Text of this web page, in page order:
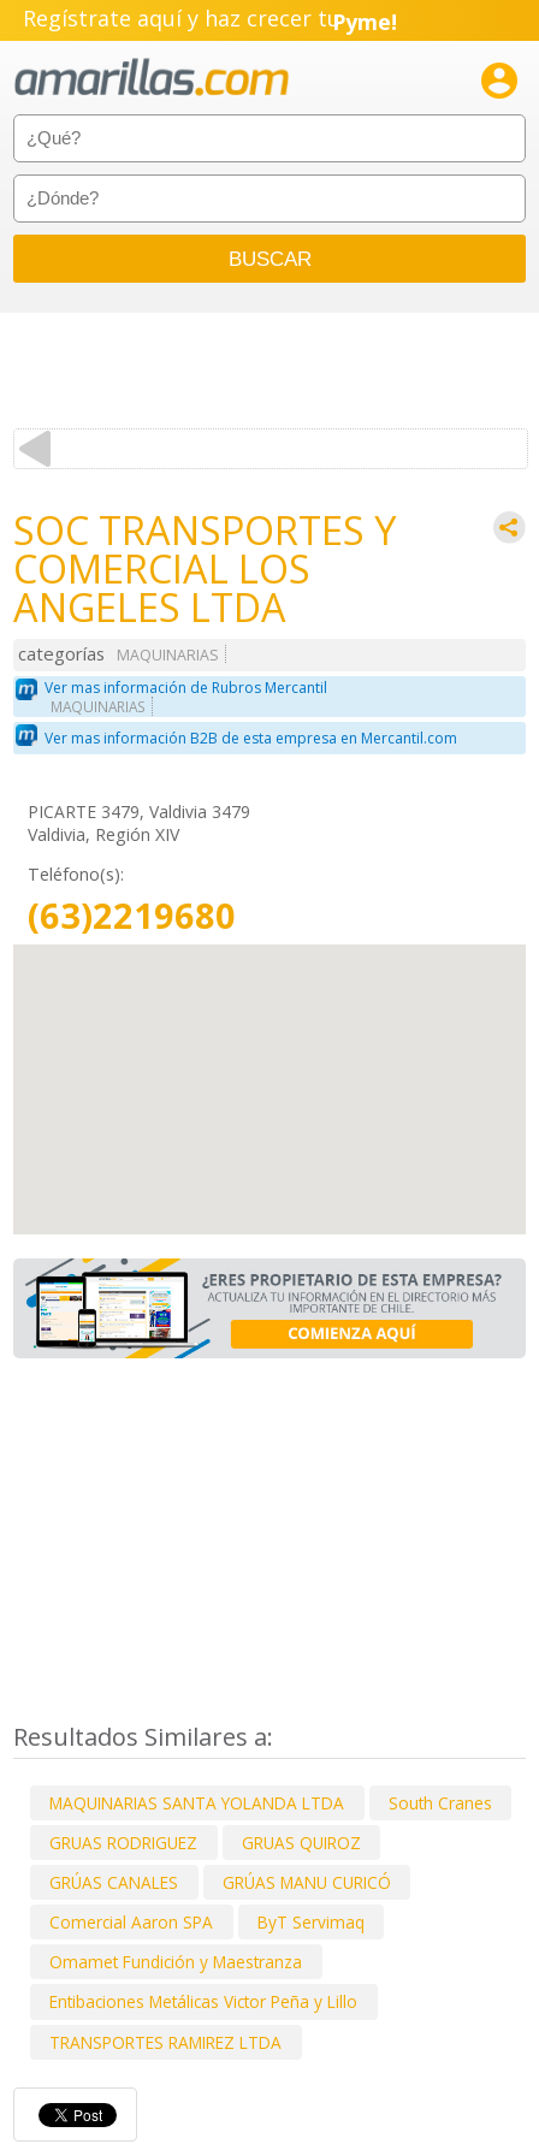
Regístrate aquí y haz crecer tuPyme!
Emprendimiento!

SOC TRANSPORTES Y
COMERCIAL LOS
ANGELES LTDA
categorías
MAQUINARIAS
Ver mas información de Rubros Mercantil
MAQUINARIAS
Ver mas información B2B de esta empresa en Mercantil.com
PICARTE 3479, Valdivia 3479
Valdivia, Región XIV
Teléfono(s):
(63)2219680
Resultados Similares a:
MAQUINARIAS SANTA YOLANDA LTDA
South Cranes
GRUAS RODRIGUEZ
GRUAS QUIROZ
GRÚAS CANALES
GRÚAS MANU CURICÓ
Comercial Aaron SPA
ByT Servimaq
Omamet Fundición y Maestranza
Entibaciones Metálicas Victor Peña y Lillo
TRANSPORTES RAMIREZ LTDA